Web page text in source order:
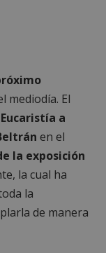
mediodía. El
Eucaristía a
en el
la exposición
la cual ha
la
de manera